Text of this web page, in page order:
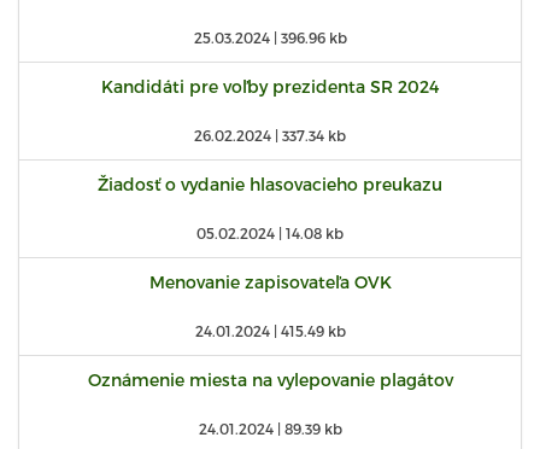
25.03.2024 | 396.96 kb
Kandidáti pre voľby prezidenta SR 2024
26.02.2024 | 337.34 kb
Žiadosť o vydanie hlasovacieho preukazu
05.02.2024 | 14.08 kb
Menovanie zapisovateľa OVK
24.01.2024 | 415.49 kb
Oznámenie miesta na vylepovanie plagátov
24.01.2024 | 89.39 kb